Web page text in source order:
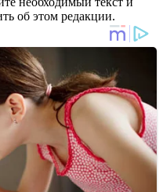
об этом редакции.